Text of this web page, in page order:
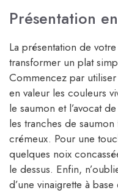
Présentation
La présentation de votre
transformer un plat
Commencez par
en valeur les couleurs
le saumon et l’avocat
les tranches de
crémeux. Pour une
quelques noix
le dessus. Enfin,
d’une vinaigrette à